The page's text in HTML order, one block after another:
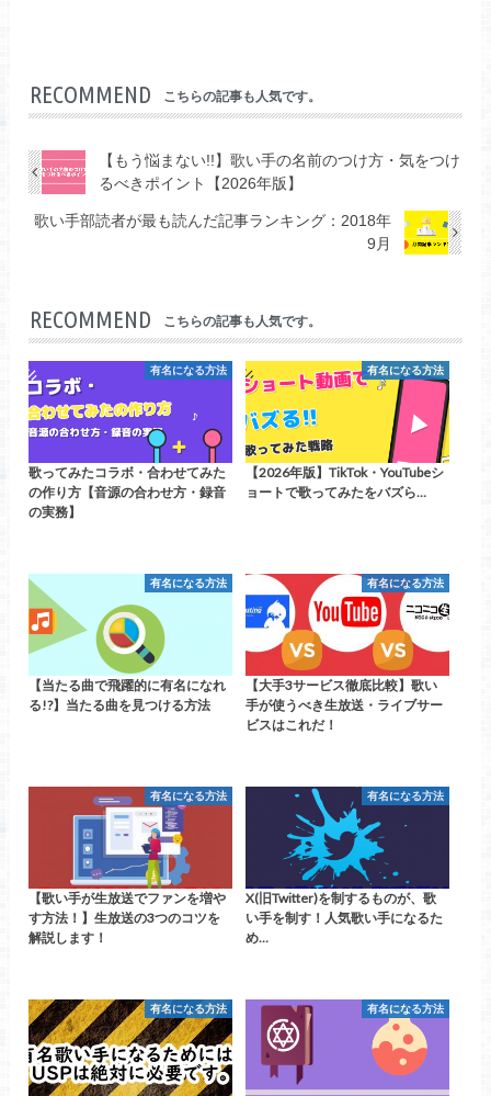
RECOMMEND こちらの記事も人気です。
【もう悩まない!!】歌い手の名前のつけ方・気をつけ
るべきポイント【2026年版】
歌い手部読者が最も読んだ記事ランキング：2018年
9月
RECOMMEND こちらの記事も人気です。
有名になる方法
歌ってみたコラボ・合わせてみた
の作り方【音源の合わせ方・録音
の実務】
有名になる方法
【2026年版】TikTok・YouTubeシ
ョートで歌ってみたをバズら…
有名になる方法
【当たる曲で飛躍的に有名になれ
る!?】当たる曲を見つける方法
有名になる方法
【大手3サービス徹底比較】歌い
手が使うべき生放送・ライブサー
ビスはこれだ！
有名になる方法
【歌い手が生放送でファンを増や
す方法！】生放送の3つのコツを
解説します！
有名になる方法
X(旧Twitter)を制するものが、歌
い手を制す！人気歌い手になるた
め…
有名になる方法 有名になる方法